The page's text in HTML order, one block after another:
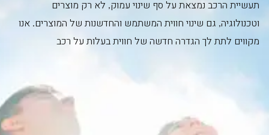
תעשיית הרכב נמצאת על סף שינוי עמוק, לא רק מוצרים
וטכנולוגיה, גם שינוי חווית המשתמש והחדשנות של המוצרים. אנו
מקווים לתת לך הגדרה חדשה של חווית בעלות על רכב